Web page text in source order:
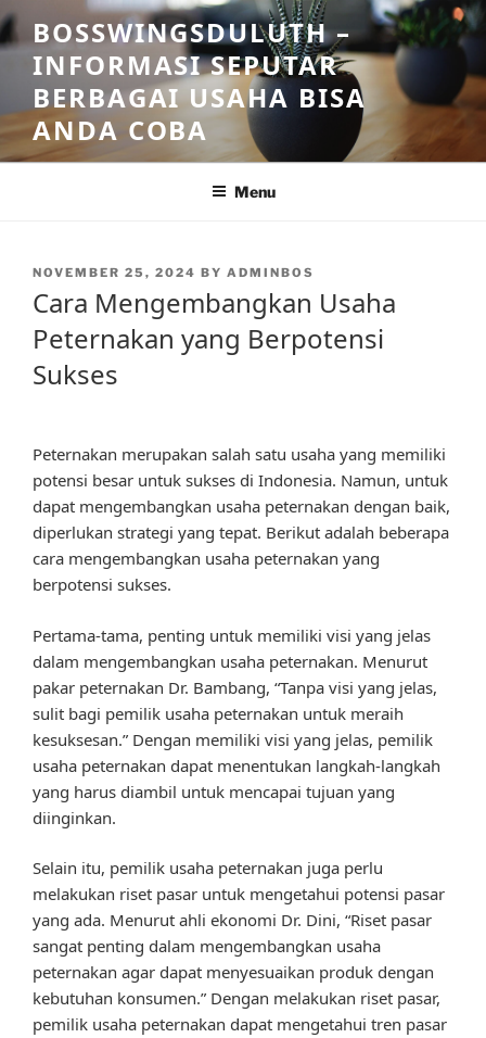
Skip
to
content
BOSSWINGSDULUTH –
INFORMASI SEPUTAR
BERBAGAI USAHA BISA
ANDA COBA
Menu
POSTED
NOVEMBER 25, 2024 BY ADMINBOS
Cara Mengembangkan Usaha
Peternakan yang Berpotensi
Sukses
Peternakan merupakan salah satu usaha yang memiliki
potensi besar untuk sukses di Indonesia. Namun, untuk
dapat mengembangkan usaha peternakan dengan baik,
diperlukan strategi yang tepat. Berikut adalah beberapa
cara mengembangkan usaha peternakan yang
berpotensi sukses.
Pertama-tama, penting untuk memiliki visi yang jelas
dalam mengembangkan usaha peternakan. Menurut
pakar peternakan Dr. Bambang, “Tanpa visi yang jelas,
sulit bagi pemilik usaha peternakan untuk meraih
kesuksesan.” Dengan memiliki visi yang jelas, pemilik
usaha peternakan dapat menentukan langkah-langkah
yang harus diambil untuk mencapai tujuan yang
diinginkan.
Selain itu, pemilik usaha peternakan juga perlu
melakukan riset pasar untuk mengetahui potensi pasar
yang ada. Menurut ahli ekonomi Dr. Dini, “Riset pasar
sangat penting dalam mengembangkan usaha
peternakan agar dapat menyesuaikan produk dengan
kebutuhan konsumen.” Dengan melakukan riset pasar,
pemilik usaha peternakan dapat mengetahui tren pasar